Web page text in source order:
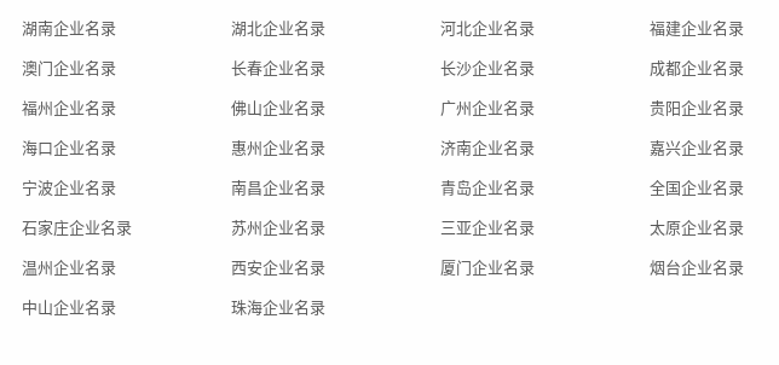
湖南企业名录 湖北企业名录 河北企业名录 福建企业名录
澳门企业名录 长春企业名录 长沙企业名录 成都企业名录
福州企业名录 佛山企业名录 广州企业名录 贵阳企业名录
海口企业名录 惠州企业名录 济南企业名录 嘉兴企业名录
宁波企业名录 南昌企业名录 青岛企业名录 全国企业名录
石家庄企业名录 苏州企业名录 三亚企业名录 太原企业名录
温州企业名录 西安企业名录 厦门企业名录 烟台企业名录
中山企业名录 珠海企业名录